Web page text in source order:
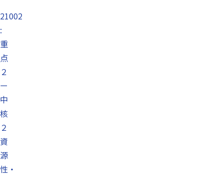
21002
:
重
点
２
ー
中
核
２
資
源
性・